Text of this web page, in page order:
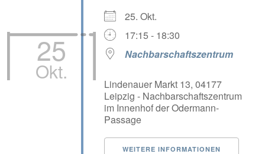
25
Okt.
25. Okt.
17:15 - 18:30
Nachbarschaftszentrum
Lindenauer Markt 13, 04177
Leipzig - Nachbarschaftszentrum
im Innenhof der Odermann-
Passage
WEITERE INFORMATIONEN